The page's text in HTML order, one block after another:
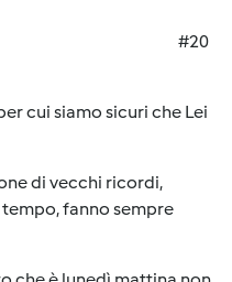
#20
cui siamo sicuri che Lei
di vecchi ricordi,
fanno sempre